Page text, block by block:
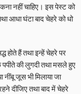
नहीं चाहिए। इस पेस्ट को
आधा घंटा बाद चेहरे को धो
होते हैं तथा इन्हें चेहरे पर
की लुगदी तथा मसले हुए
जूस भी मिलाया जा
दीजिए तथा बाद में चेहरे